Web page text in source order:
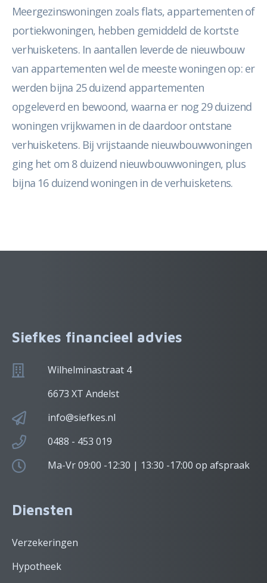
Meergezinswoningen zoals flats, appartementen of
portiekwoningen, hebben gemiddeld de kortste
verhuisketens. In aantallen leverde de nieuwbouw
van appartementen wel de meeste woningen op: er
werden bijna 25 duizend appartementen
opgeleverd en bewoond, waarna er nog 29 duizend
woningen vrijkwamen in de daardoor ontstane
verhuisketens. Bij vrijstaande nieuwbouwwoningen
ging het om 8 duizend nieuwbouwwoningen, plus
bijna 16 duizend woningen in de verhuisketens.
Siefkes financieel advies
Wilhelminastraat 4
6673 XT Andelst
info@siefkes.nl
0488 - 453 019
Ma-Vr 09:00 -12:30 | 13:30 -17:00 op afspraak
Diensten
Verzekeringen
Hypotheek